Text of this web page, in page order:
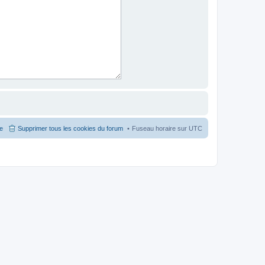
Fuseau horaire sur UTC
Supprimer tous les cookies du forum